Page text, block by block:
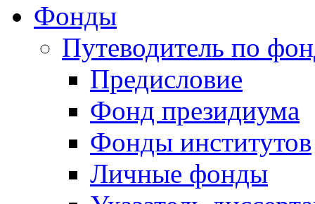
Фонды
Путеводитель по
Предисловие
Фонд президиума
Фонды институтов
Личные фонды